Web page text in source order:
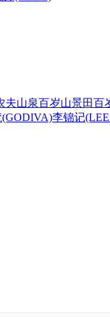
夫山泉百岁山景田百
李锦记